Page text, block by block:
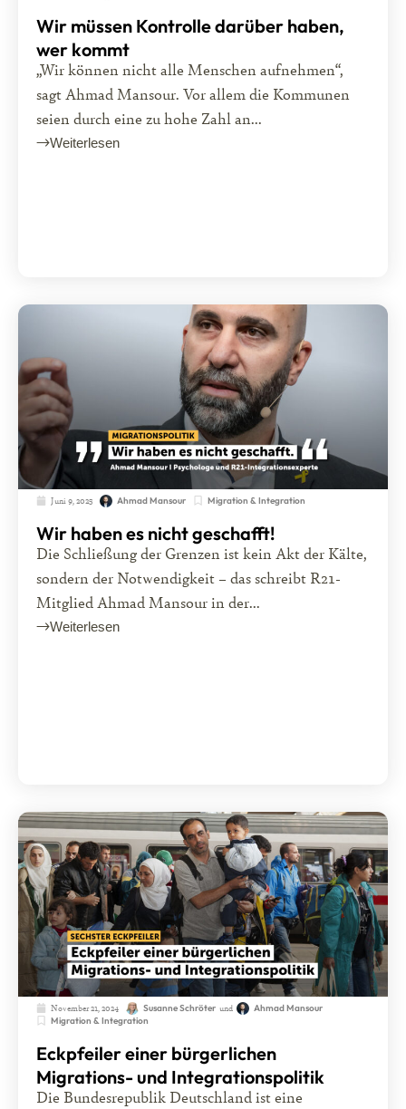
Wir müssen Kontrolle darüber haben,
wer kommt
„Wir können nicht alle Menschen aufnehmen“,
sagt Ahmad Mansour. Vor allem die Kommunen
seien durch eine zu hohe Zahl an...
Weiterlesen
Juni 9, 2025 Ahmad Mansour Migration & Integration
Wir haben es nicht geschafft!
Die Schließung der Grenzen ist kein Akt der Kälte,
sondern der Notwendigkeit – das schreibt R21-
Mitglied Ahmad Mansour in der...
Weiterlesen
November 21, 2024 Susanne Schröter und
Ahmad Mansour
Migration & Integration
Eckpfeiler einer bürgerlichen
Migrations- und Integrationspolitik
Die Bundesrepublik Deutschland ist eine